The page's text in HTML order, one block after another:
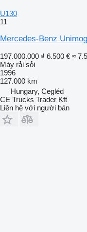
U130
11
Mercedes-Benz
197.000.000 ₫ 6.500 € ≈
Máy rải sỏi
1996
127.000 km
Hungary, Cegléd
CE Trucks Trader Kft
Liên hệ với người bán